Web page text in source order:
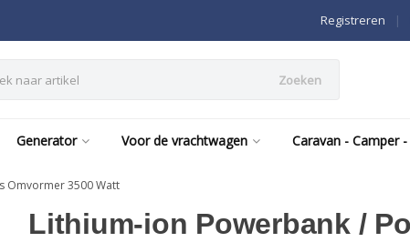
|
Registreren
Zoeken
Generator Voor de vrachtwagen Caravan - Camper
Omvormer 3500 Watt
Lithium-ion Powerbank /